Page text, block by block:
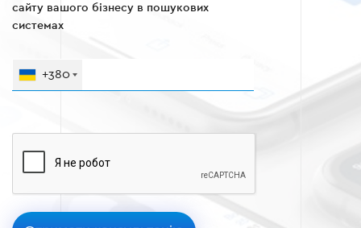
сайту вашого бізнесу в пошукових
системах
+380